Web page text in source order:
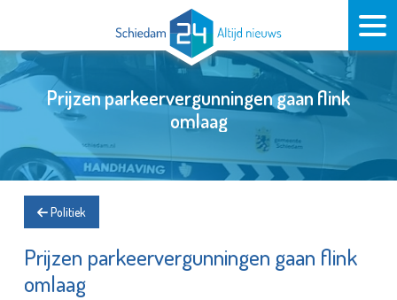
Prijzen parkeervergunningen gaan flink
omlaag
Politiek
Prijzen parkeervergunningen gaan flink
omlaag